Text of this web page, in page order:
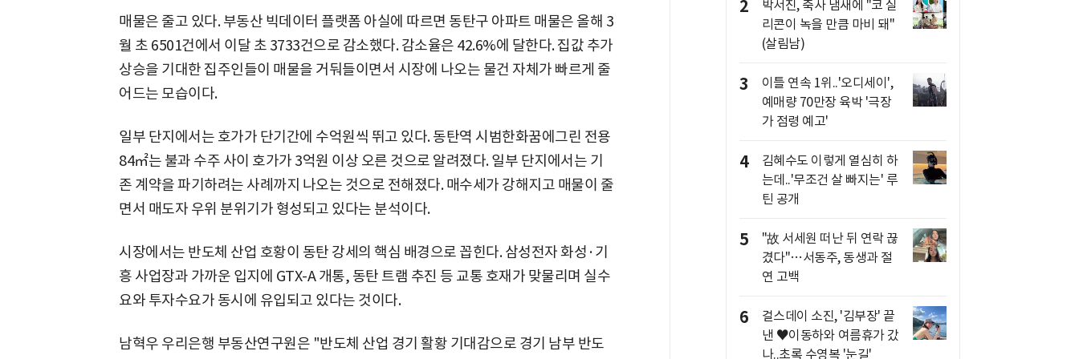
매물은 줄고 있다. 부동산 빅데이터 플랫폼 아실에 따르면 동탄구 아파트 매물은 올해 3
월 초 6501건에서 이달 초 3733건으로 감소했다. 감소율은 42.6%에 달한다. 집값 추가
상승을 기대한 집주인들이 매물을 거둬들이면서 시장에 나오는 물건 자체가 빠르게 줄
어드는 모습이다.
일부 단지에서는 호가가 단기간에 수억원씩 뛰고 있다. 동탄역 시범한화꿈에그린 전용
84㎡는 불과 수주 사이 호가가 3억원 이상 오른 것으로 알려졌다. 일부 단지에서는 기
존 계약을 파기하려는 사례까지 나오는 것으로 전해졌다. 매수세가 강해지고 매물이 줄
면서 매도자 우위 분위기가 형성되고 있다는 분석이다.
시장에서는 반도체 산업 호황이 동탄 강세의 핵심 배경으로 꼽힌다. 삼성전자 화성·기
흥 사업장과 가까운 입지에 GTX-A 개통, 동탄 트램 추진 등 교통 호재가 맞물리며 실수
요와 투자수요가 동시에 유입되고 있다는 것이다.
남혁우 우리은행 부동산연구원은 "반도체 산업 경기 활황 기대감으로 경기 남부 반도
2
박서진, 축사 냄새에 "코 실
리콘이 녹을 만큼 마비 돼"
(살림남)
3
이틀 연속 1위..'오디세이',
예매량 70만장 육박 '극장
가 점령 예고'
4
김혜수도 이렇게 열심히 하
는데..'무조건 살 빠지는' 루
틴 공개
5
"故 서세원 떠난 뒤 연락 끊
겼다"…서동주, 동생과 절
연 고백
6
걸스데이 소진, '김부장' 끝
낸 ♥이동하와 여름휴가 갔
나..초록 수영복 '눈길'